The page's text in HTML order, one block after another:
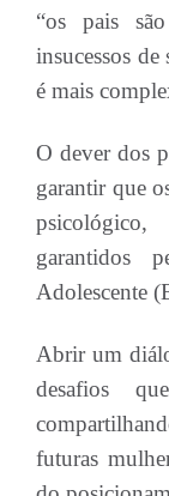
“os pais
insucessos
é mais
O dever dos
garantir que
garantidos
Adolescente
Abrir um
desafios
futuras